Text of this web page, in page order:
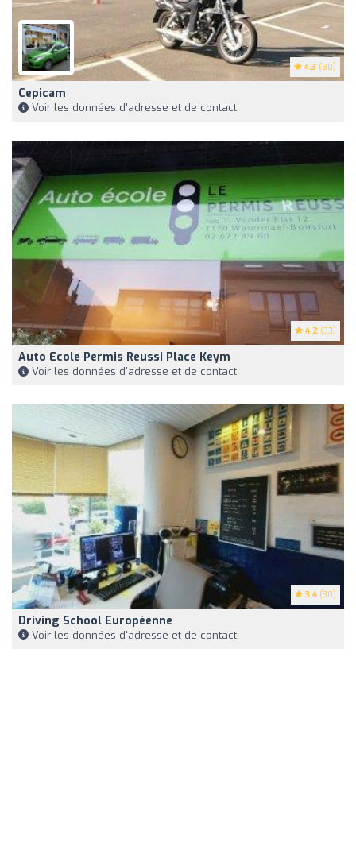
4.3 (80)
Cepicam
Voir les données d'adresse et de contact
4.2 (33)
Auto Ecole Permis Reussi Place Keym
Voir les données d'adresse et de contact
3.4 (30)
Driving School Européenne
Voir les données d'adresse et de contact